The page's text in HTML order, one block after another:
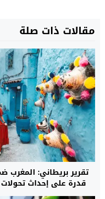
مقالات ذات صلة
تقرير بريطاني: المغرب
قدرة على إحداث